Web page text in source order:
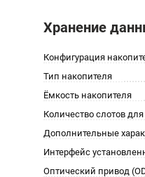
Хранение
Конфигурация
Тип накопителя
Ёмкость накопителя
Количество слотов
Дополнительные
Интерфейс
Оптический привод